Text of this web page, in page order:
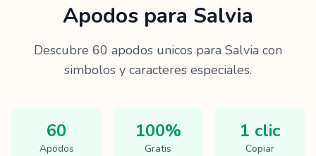
Apodos para Salvia
Descubre 60 apodos unicos para Salvia con
simbolos y caracteres especiales.
60
Apodos
100%
Gratis
1 clic
Copiar